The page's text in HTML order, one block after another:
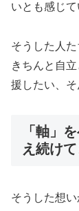
いとも感じて
そうした人
きちんと自
援したい、そ
「軸」
え続け
そうした想